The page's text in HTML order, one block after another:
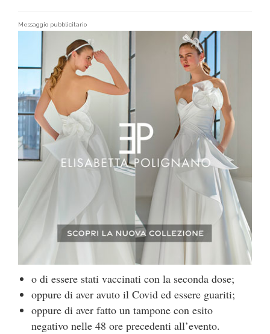
Messaggio pubblicitario
o di essere stati vaccinati con la seconda dose;
oppure di aver avuto il Covid ed essere guariti;
oppure di aver fatto un tampone con esito
negativo nelle 48 ore precedenti all’evento.